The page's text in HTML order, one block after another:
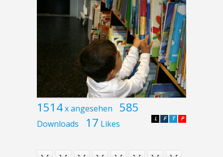
1514x angesehen 585
Downloads 17 Likes P
T
F
L